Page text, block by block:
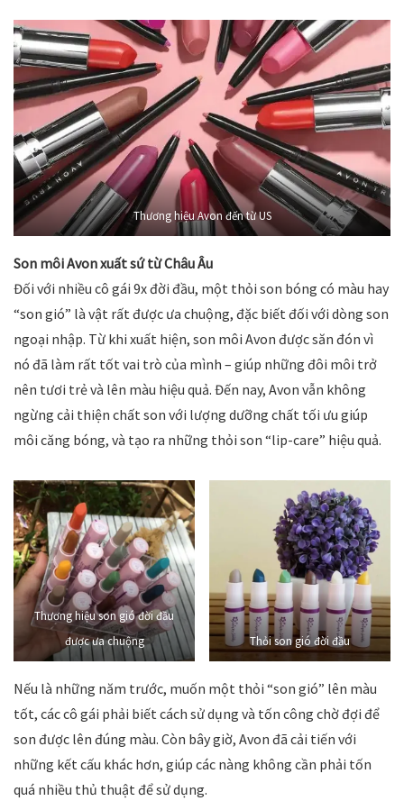
Thương hiệu Avon đến từ US
Son môi Avon xuất sứ từ Châu Âu
Đối với nhiều cô gái 9x đời đầu, một thỏi son bóng có màu hay
“son gió” là vật rất được ưa chuộng, đặc biết đối với dòng son
ngoại nhập. Từ khi xuất hiện, son môi Avon được săn đón vì
nó đã làm rất tốt vai trò của mình – giúp những đôi môi trở
nên tươi trẻ và lên màu hiệu quả. Đến nay, Avon vẫn không
ngừng cải thiện chất son với lượng dưỡng chất tối ưu giúp
môi căng bóng, và tạo ra những thỏi son “lip-care” hiệu quả.
Thương hiệu son gió đời đầu
được ưa chuộng
Thỏi son gió đời đầu
Nếu là những năm trước, muốn một thỏi “son gió” lên màu
tốt, các cô gái phải biết cách sử dụng và tốn công chờ đợi để
son được lên đúng màu. Còn bây giờ, Avon đã cải tiến với
những kết cấu khác hơn, giúp các nàng không cần phải tốn
quá nhiều thủ thuật để sử dụng.